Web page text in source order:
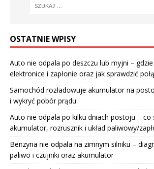
OSTATNIE WPISY
Auto nie odpala po deszczu lub myjni –
elektronice i zapłonie oraz jak sprawdzić
Samochód rozładowuje akumulator na
i wykryć pobór prądu
Auto nie odpala po kilku dniach postoju – co
akumulator, rozrusznik i układ paliwowy/
Benzyna nie odpala na zimnym silniku –
paliwo i czujniki oraz akumulator